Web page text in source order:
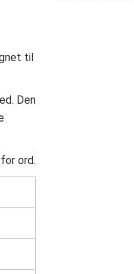
til
Den
ord.